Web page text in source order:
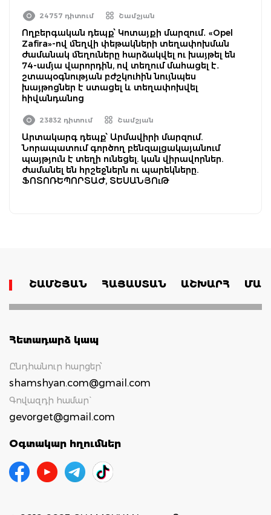
24757 դիտում Շամշյան
Ողբերգական դեպք՝ Կոտայքի մարզում․ «Opel
Zafira»-ով մեղվի փեթակների տեղափոխման
ժամանակ մեղուները հարձակվել ու խայթել են
74-ամյա վարորդին, ով տեղում մահացել է․
շտապօգնության բժշկուհին նույնպես
խայթոցներ է ստացել և տեղափոխվել
հիվանդանոց
23832 դիտում Շամշյան
Արտակարգ դեպք՝ Արմավիրի մարզում.
Նորապատում գործող բենզալցակայանում
պայթյուն է տեղի ունեցել. կան վիրավորներ.
ժամանել են հրշեջներն ու պարեկները.
ՖՈՏՈՌԵՊՈՐՏԱԺ, ՏԵՍԱՆՅՈւԹ
ՇԱՄՇՅԱՆ ՀԱՅԱՍՏԱՆ ԱՇԽԱՐՀ
Հետադարձ կապ
Ընդհանուր հարցեր՝
shamshyan.com@gmail.com
Գովազդի համար`
gevorget@gmail.com
Օգտակար հղումներ